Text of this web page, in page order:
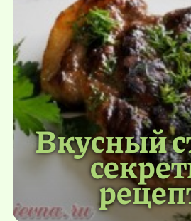
Вкусный